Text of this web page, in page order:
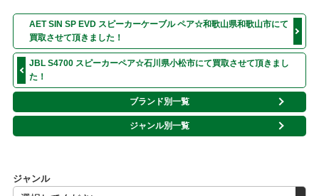
ジャンル
AET SIN SP EVD スピーカーケーブル ペア☆和歌山県和歌山市にて
買取させて頂きました！
JBL S4700 スピーカーペア☆石川県小松市にて買取させて頂きまし
た！
ブランド別一覧
ジャンル別一覧